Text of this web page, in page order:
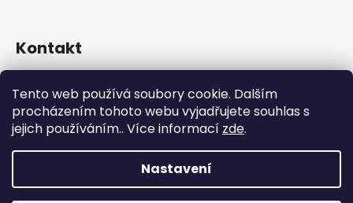
Tento web používá soubory cookie. Dalším
procházením tohoto webu vyjadřujete souhlas s
jejich používáním.. Více informací zde.
Nastavení
Kontakt
+420 739 522 572
hookah_gang.cz/